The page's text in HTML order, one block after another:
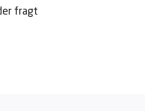
fragt